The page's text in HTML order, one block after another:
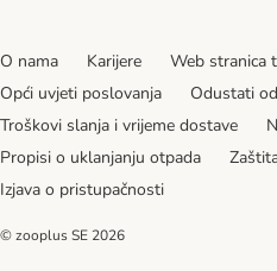
O nama Karijere Web stranica
Opći uvjeti poslovanja
Odustati
Troškovi slanja i vrijeme dostave
Propisi o uklanjanju otpada
Izjava o pristupačnosti
© zooplus SE 2026